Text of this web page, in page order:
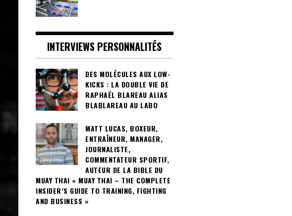
INTERVIEWS PERSONNALITÉS
DES MOLÉCULES AUX LOW-
KICKS : LA DOUBLE VIE DE
RAPHAËL BLAREAU ALIAS
BLABLAREAU AU LABO
MATT LUCAS, BOXEUR,
ENTRAÎNEUR, MANAGER,
JOURNALISTE,
COMMENTATEUR SPORTIF,
AUTEUR DE LA BIBLE DU
MUAY THAI « MUAY THAI – THE COMPLETE
INSIDER’S GUIDE TO TRAINING, FIGHTING
AND BUSINESS »